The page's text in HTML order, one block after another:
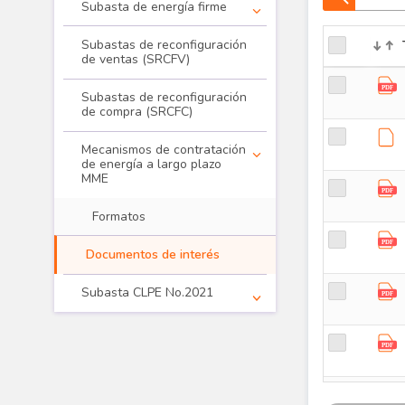
Transacciones - Asignación
Subasta de energía firme
Subastas de reconfiguración
de ventas (SRCFV)
Subastas de reconfiguración
de compra (SRCFC)
Mecanismos de contratación
de energía a largo plazo
MME
Formatos
Documentos de interés
Subasta CLPE No.2021